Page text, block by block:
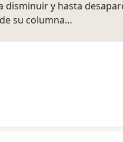
disminuir y hasta
su columna…